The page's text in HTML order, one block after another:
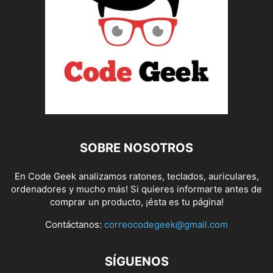
SOBRE NOSOTROS
En Code Geek analizamos ratones, teclados, auriculares,
ordenadores y mucho más! Si quieres informarte antes de
comprar un producto, ¡ésta es tu página!
Contáctanos: correocodegeek@gmail.com
SÍGUENOS